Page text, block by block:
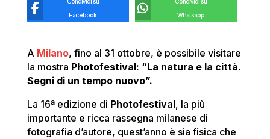
Facebook
Whatsapp
A Milano, fino al 31 ottobre, è possibile visitare
la mostra Photofestival: “La natura e la città.
Segni di un tempo nuovo”.
La 16ª edizione di Photofestival, la più
importante e ricca rassegna milanese di
fotografia d’autore, quest’anno è sia fisica che